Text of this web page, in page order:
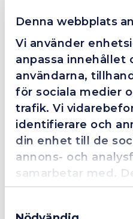
Denna webbplats
Vi använder
anpassa innehållet
användarna,
för sociala medier
trafik. Vi
identifierare och
din enhet till de
annons- och
samarbetar med.
kombinera
information som
4.4
2025-10-02
Grym service!
Dom här grabbarna är
Trots en billigare order,
så agerade dom
förväntan. Hade kontakt
en extra guldstjärna.